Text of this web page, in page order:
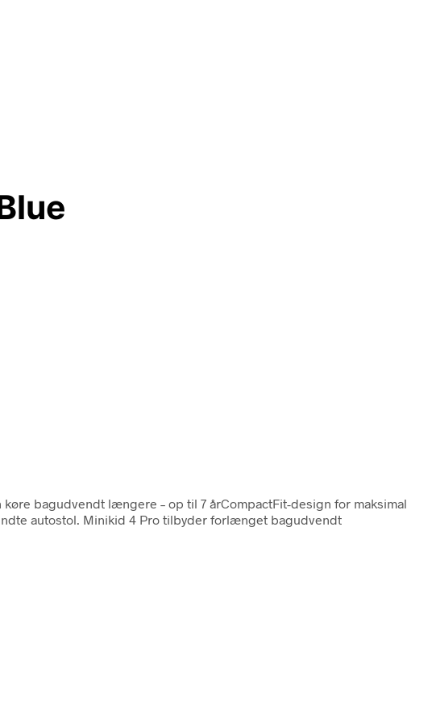
køre bagudvendt længere – op til 7 årCompactFit-design for maksimal
autostol. Minikid 4 Pro tilbyder forlænget bagudvendt